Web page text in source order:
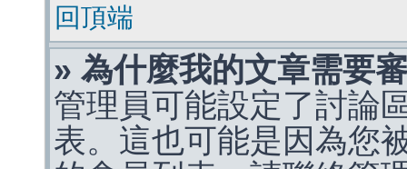
回頂端
» 為什麼我的文章需要
管理員可能設定了討論
表。這也可能是因為您